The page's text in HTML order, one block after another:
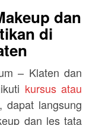
dan
di
– Klaten dan
kursus atau
, dapat langsung
dan les tata